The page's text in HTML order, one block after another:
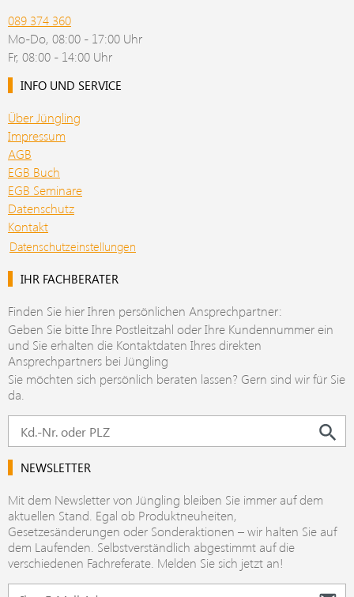
089 374 360
Mo-Do, 08:00 - 17:00 Uhr
Fr, 08:00 - 14:00 Uhr
INFO UND SERVICE
Über Jüngling
Impressum
AGB
EGB Buch
EGB Seminare
Datenschutz
Kontakt
Datenschutzeinstellungen
IHR FACHBERATER
Finden Sie hier Ihren persönlichen Ansprechpartner:
Geben Sie bitte Ihre Postleitzahl oder Ihre Kundennummer ein
und Sie erhalten die Kontaktdaten Ihres direkten
Ansprechpartners bei Jüngling
Sie möchten sich persönlich beraten lassen? Gern sind wir für Sie
da.
NEWSLETTER
Mit dem Newsletter von Jüngling bleiben Sie immer auf dem
aktuellen Stand. Egal ob Produktneuheiten,
Gesetzesänderungen oder Sonderaktionen – wir halten Sie auf
dem Laufenden. Selbstverständlich abgestimmt auf die
verschiedenen Fachreferate. Melden Sie sich jetzt an!